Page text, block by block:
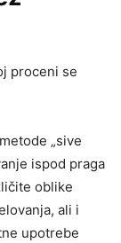
proceni se
„sive
ispod praga
oblike
ali i
upotrebe